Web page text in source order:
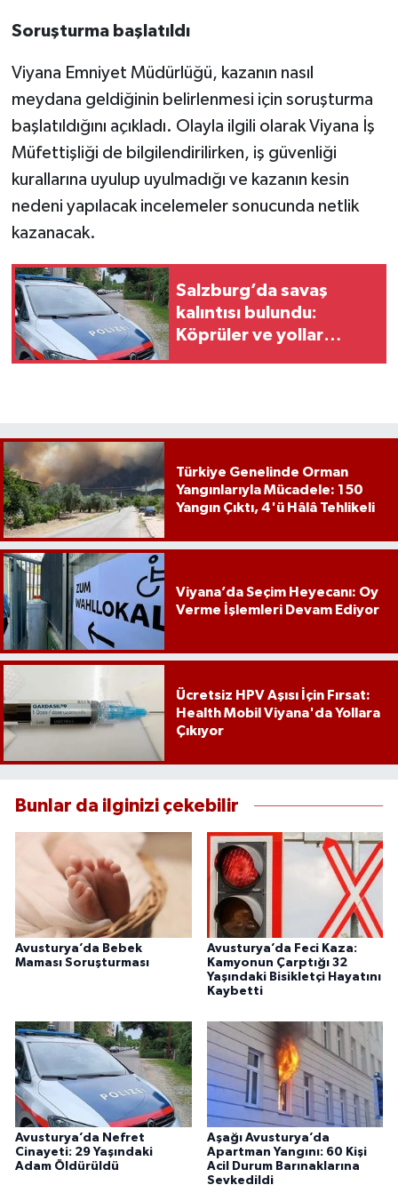
Soruşturma başlatıldı
Viyana Emniyet Müdürlüğü, kazanın nasıl
meydana geldiğinin belirlenmesi için soruşturma
başlatıldığını açıkladı. Olayla ilgili olarak Viyana İş
Müfettişliği de bilgilendirilirken, iş güvenliği
kurallarına uyulup uyulmadığı ve kazanın kesin
nedeni yapılacak incelemeler sonucunda netlik
kazanacak.
Salzburg’da savaş
kalıntısı bulundu:
Köprüler ve yollar
Türkiye Genelinde Orman
Yangınlarıyla Mücadele: 150
Yangın Çıktı, 4'ü Hâlâ Tehlikeli
Viyana’da Seçim Heyecanı: Oy
Verme İşlemleri Devam Ediyor
Ücretsiz HPV Aşısı İçin Fırsat:
Health Mobil Viyana'da Yollara
Çıkıyor
Bunlar da ilginizi çekebilir
Avusturya’da Bebek
Maması Soruşturması
Avusturya’da Feci Kaza:
Kamyonun Çarptığı 32
Yaşındaki Bisikletçi Hayatını
Kaybetti
Avusturya’da Nefret
Cinayeti: 29 Yaşındaki
Adam Öldürüldü
Aşağı Avusturya’da
Apartman Yangını: 60 Kişi
Acil Durum Barınaklarına
Sevkedildi